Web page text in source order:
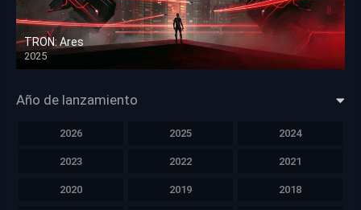
TRON: Ares
2025
HD 1080p
Año de lanzamiento
2026 2025 2024
2023 2022 2021
2020 2019 2018